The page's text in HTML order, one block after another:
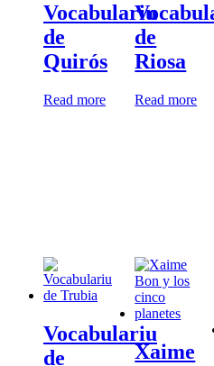
Vocabulariu
de
Quirós
Read more
de
Riosa
Read more
Vocabulariu
de
Xaime